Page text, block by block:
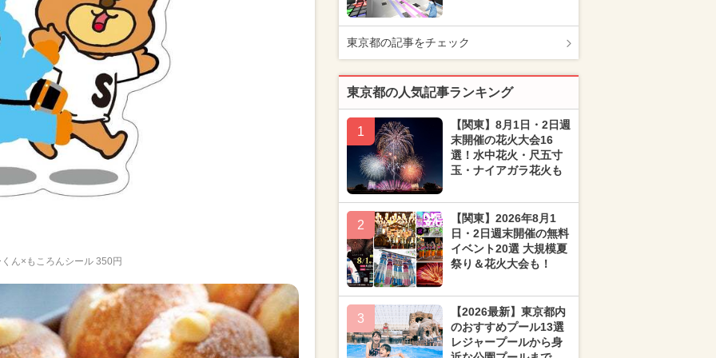
ん×もころんシール 350円
東京都の記事をチェック
東京都の人気記事ランキング
1
【関東】8月1日・2日週
末開催の花火大会16
選！水中花火・尺五寸
玉・ナイアガラ花火も
2
【関東】2026年8月1
日・2日週末開催の無料
イベント20選 大規模夏
祭り＆花火大会も！
3
【2026最新】東京都内
のおすすめプール13選
レジャープールから身